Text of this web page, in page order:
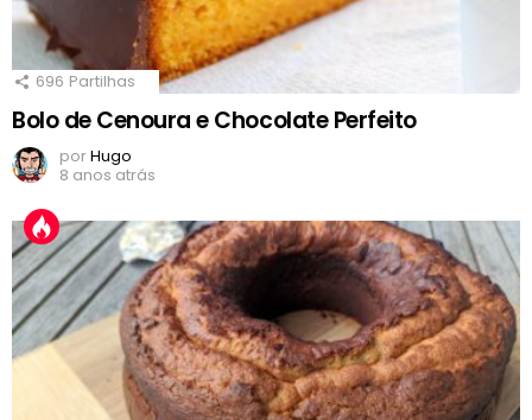
696 Partilhas
Bolo de Cenoura e Chocolate Perfeito
porHugo
8 anos atrás